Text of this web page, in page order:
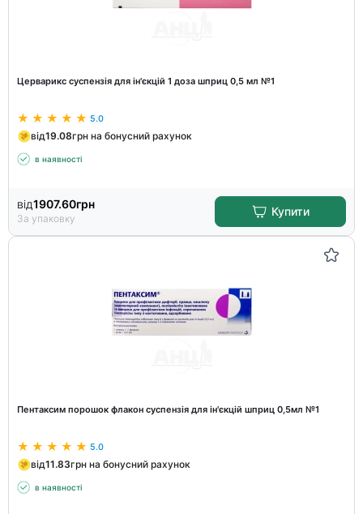
Церварикс суспензія для ін'єкцій 1 доза шприц 0,5 мл №1
5.0
від19.08грн на бонусний рахунок
в наявності
від1907.60грн
За упаковку
Купити
Пентаксим порошок флакон суспензія для ін'єкцій шприц 0,5мл №1
5.0
від11.83грн на бонусний рахунок
в наявності